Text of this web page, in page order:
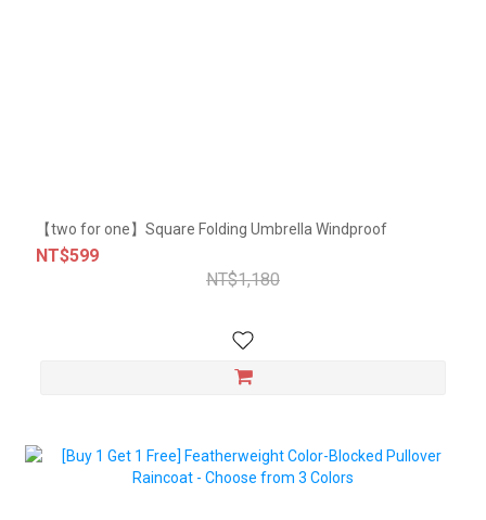
【two for one】Square Folding Umbrella Windproof
NT$599
NT$1,180